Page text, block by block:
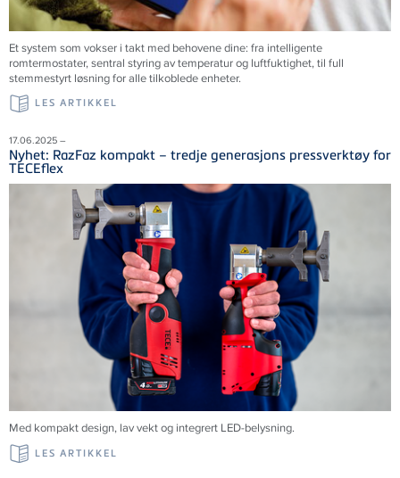
Et system som vokser i takt med behovene dine: fra intelligente
romtermostater, sentral styring av temperatur og luftfuktighet, til full
stemmestyrt løsning for alle tilkoblede enheter.
LES ARTIKKEL
17.06.2025 –
Nyhet: RazFaz kompakt – tredje generasjons pressverktøy for
TECEflex
Med kompakt design, lav vekt og integrert LED-belysning.
LES ARTIKKEL